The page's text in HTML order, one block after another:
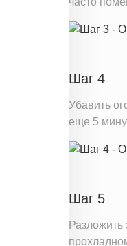
Шаг 4
Убавить
еще 5
Шаг 5